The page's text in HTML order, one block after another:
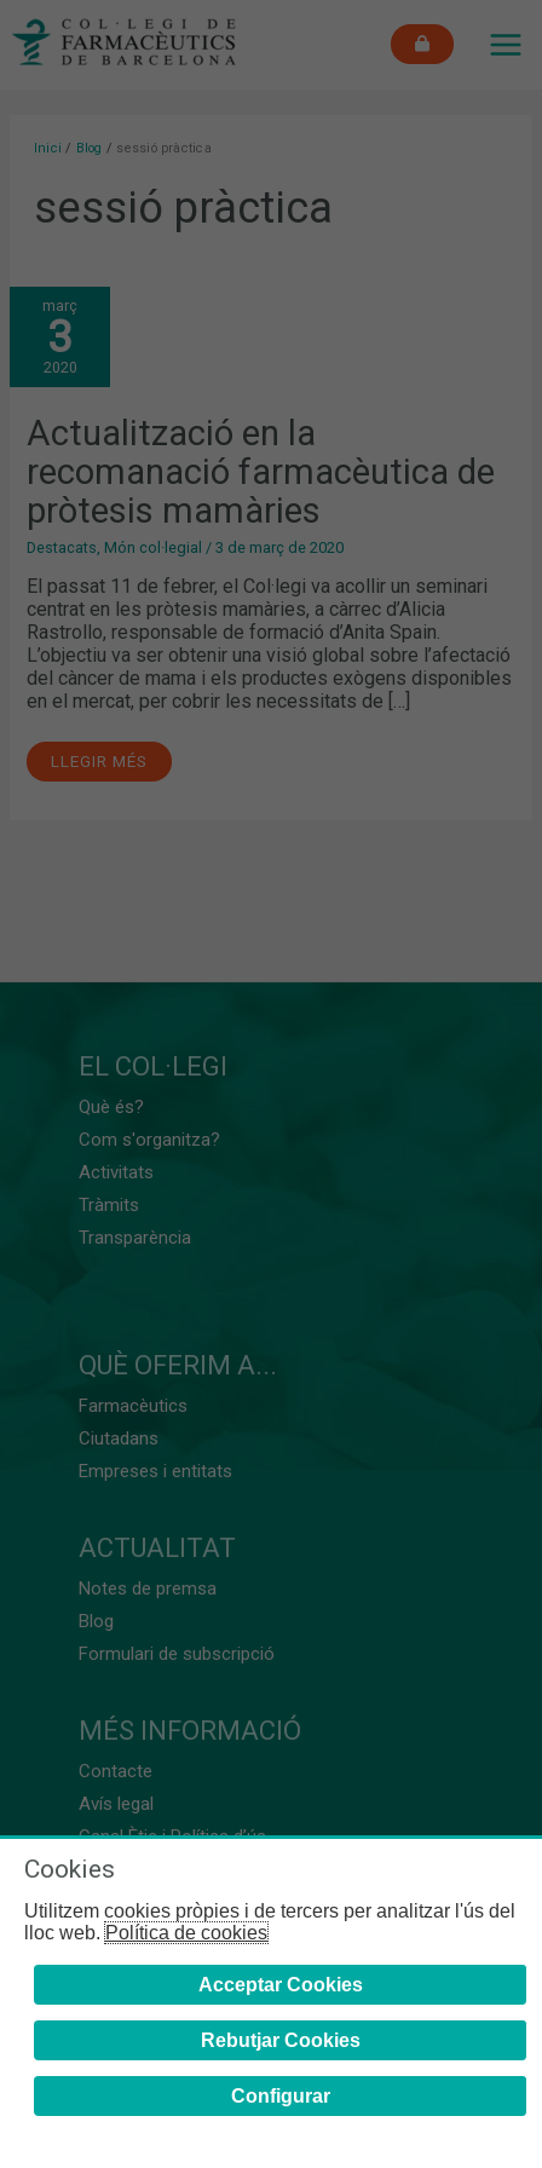
Inici Blog sessió pràctica
sessió pràctica
març
3
2020
Actualització en la
recomanació farmacèutica de
pròtesis mamàries
Destacats Món col·legial /3 de març de 2020
El passat 11 de febrer, el Col·legi va acollir un seminari
centrat en les pròtesis mamàries, a càrrec d’Alicia
Rastrollo, responsable de formació d’Anita Spain.
L’objectiu va ser obtenir una visió global sobre l’afectació
del càncer de mama i els productes exògens disponibles
en el mercat, per cobrir les necessitats de […]
ACTUALITZACIÓ
EN
LA
RECOMANACIÓ
FARMACÈUTICA
DE
PRÒTESIS
LLEGIR MÉS
EL COL·LEGI
Què és?
Com s'organitza?
Activitats
Tràmits
Transparència
QUÈ OFERIM A...
Farmacèutics
Ciutadans
Empreses i entitats
ACTUALITAT
Notes de premsa
Blog
Formulari de subscripció
MÉS INFORMACIÓ
Contacte
Avís legal
Canal Ètic i Política d’ús
Cookies
Utilitzem cookies pròpies i de tercers per analitzar l'ús del
lloc web.Política de cookies
Acceptar Cookies
Rebutjar Cookies
Configurar